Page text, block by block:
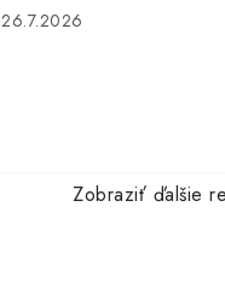
26.7.2026
Zobraziť ďalšie